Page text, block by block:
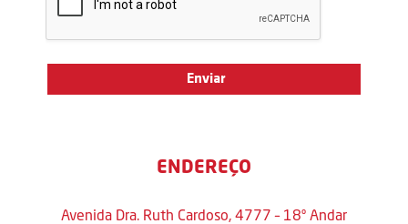
ENDEREÇO
Avenida Dra. Ruth Cardoso, 4777 – 18º Andar